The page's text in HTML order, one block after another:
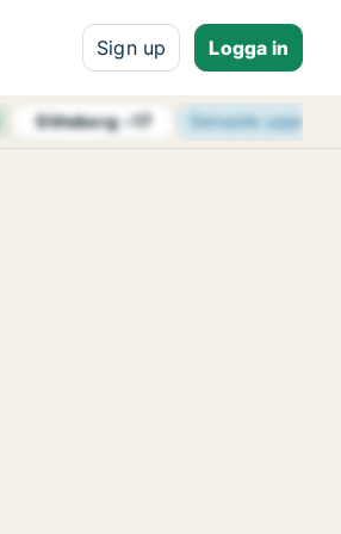
Sign up Logga in
Göteborg+17 Senaste